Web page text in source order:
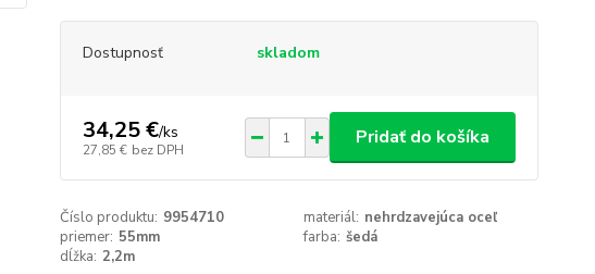
Dostupnosť skladom
34,25 €/ks
27,85 € bez DPH
Pridať do košíka
Číslo produktu: 9954710 materiál: nehrdzavejúca oceľ
priemer: 55mm farba: šedá
dĺžka: 2,2m